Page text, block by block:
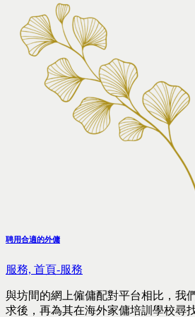
聘用合適的外傭
服務, 首頁-服務
與坊間的網上僱傭配對平台相比，我
求後，再為其在海外家傭培訓學校尋